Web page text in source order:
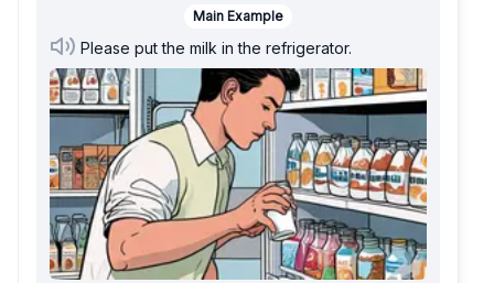
Main Example
Please put the milk in the refrigerator.